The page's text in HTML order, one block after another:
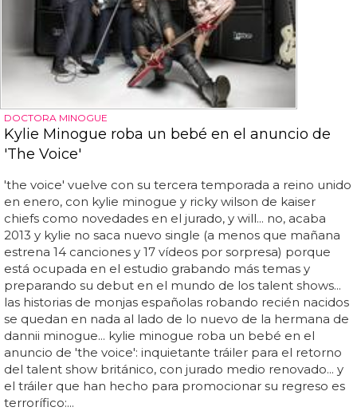
DOCTORA MINOGUE
Kylie Minogue roba un bebé en el anuncio de
'The Voice'
'the voice' vuelve con su tercera temporada a reino unido
en enero, con kylie minogue y ricky wilson de kaiser
chiefs como novedades en el jurado, y will... no, acaba
2013 y kylie no saca nuevo single (a menos que mañana
estrena 14 canciones y 17 vídeos por sorpresa) porque
está ocupada en el estudio grabando más temas y
preparando su debut en el mundo de los talent shows...
las historias de monjas españolas robando recién nacidos
se quedan en nada al lado de lo nuevo de la hermana de
dannii minogue... kylie minogue roba un bebé en el
anuncio de 'the voice': inquietante tráiler para el retorno
del talent show británico, con jurado medio renovado... y
el tráiler que han hecho para promocionar su regreso es
terrorífico:...